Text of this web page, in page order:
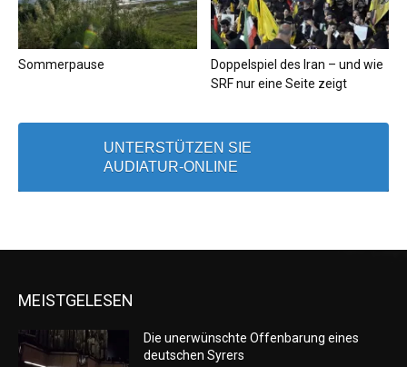
Sommerpause
Doppelspiel des Iran – und wie
SRF nur eine Seite zeigt
UNTERSTÜTZEN SIE
AUDIATUR-ONLINE
MEISTGELESEN
Die unerwünschte Offenbarung eines
deutschen Syrers